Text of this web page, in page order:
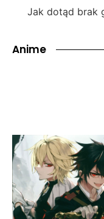
Jak dotąd brak
Anime